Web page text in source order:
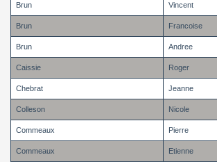
Brun Vincent
Brun Francoise
Brun Andree
Caissie Roger
Chebrat Jeanne
Colleson Nicole
Commeaux Pierre
Commeaux Etienne